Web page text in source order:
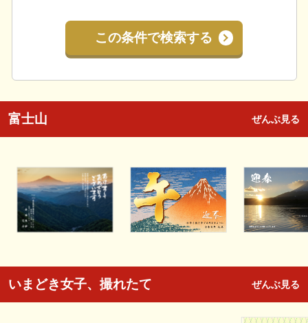
この条件で検索する
富士山 ぜんぶ見る
いまどき女子、撮れたて ぜんぶ見る